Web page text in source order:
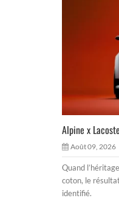
Alpine x
Août 09, 2026
Quand
coton, le
identifié.